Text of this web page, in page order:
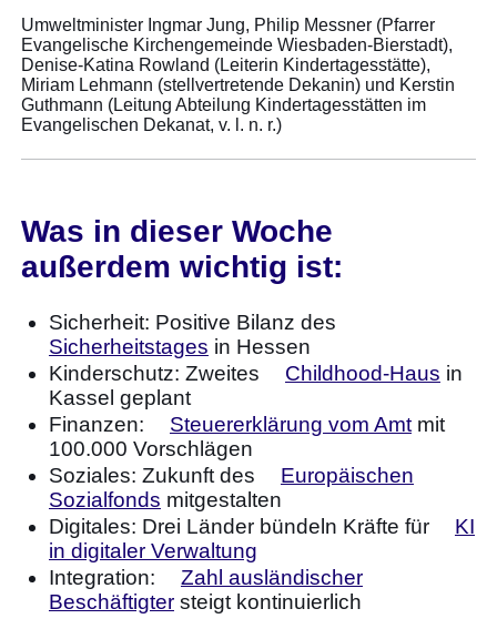
Umweltminister Ingmar Jung, Philip Messner (Pfarrer
Evangelische Kirchengemeinde Wiesbaden-Bierstadt),
Denise-Katina Rowland (Leiterin Kindertagesstätte),
Miriam Lehmann (stellvertretende Dekanin) und Kerstin
Guthmann (Leitung Abteilung Kindertagesstätten im
Evangelischen Dekanat, v. l. n. r.)
Was in dieser Woche
außerdem wichtig ist:
Sicherheit: Positive Bilanz des
Sicherheitstages in Hessen
Kinderschutz: Zweites
Childhood-Haus in
Kassel geplant
Finanzen:
Steuererklärung vom Amtmit
100.000 Vorschlägen
Soziales: Zukunft des
Europäischen
Sozialfonds mitgestalten
Digitales: Drei Länder bündeln Kräfte für
KI
in digitaler Verwaltung
Integration:
Zahl ausländischer
Beschäftigtersteigt kontinuierlich